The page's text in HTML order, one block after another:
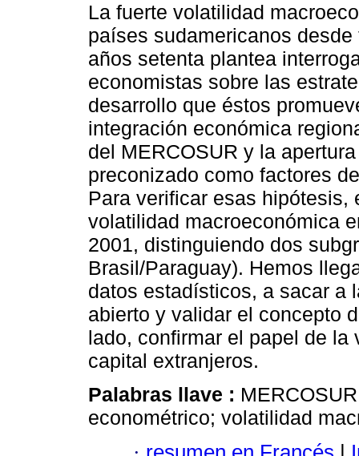
La fuerte volatilidad
países sudamericanos
años setenta plantea
economistas sobre las
desarrollo que éstos
integración económica
del MERCOSUR y la
preconizado como factores
Para verificar esas
volatilidad macroeconómica
2001, distinguiendo dos
Brasil/Paraguay). Hemos
datos estadísticos, a sacar a
abierto y validar el concepto
lado, confirmar el papel de
capital extranjeros.
Palabras llave :
econométrico; volatilidad